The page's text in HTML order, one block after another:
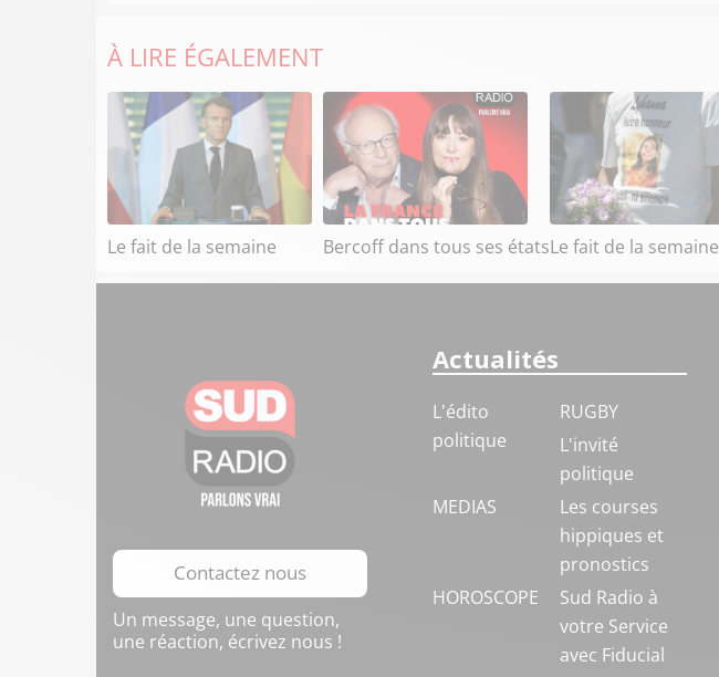
À LIRE ÉGALEMENT
Le fait de la semaine Bercoff dans tous ses étatsLe fait de la semaine
Contactez nous
Un message, une question,
une réaction, écrivez nous !
Actualités
L'édito
politique
RUGBY
L'invité
politique
MEDIAS
Les courses
hippiques et
pronostics
HOROSCOPE
Sud Radio à
votre Service
avec Fiducial